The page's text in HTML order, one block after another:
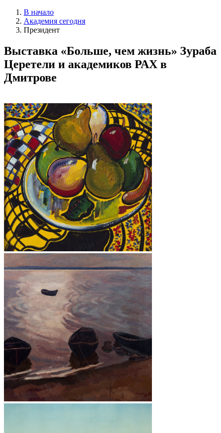
В начало
Академия сегодня
Президент
Выставка «Больше, чем жизнь» Зураба
Церетели и академиков РАХ в
Дмитрове